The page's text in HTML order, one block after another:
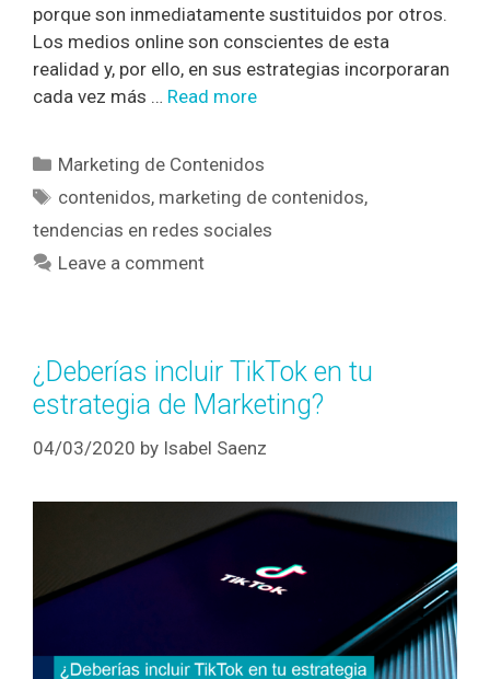
porque son inmediatamente sustituidos por otros.
Los medios online son conscientes de esta
realidad y, por ello, en sus estrategias incorporaran
cada vez más … Read more
Marketing de Contenidos
contenidos, marketing de contenidos,
tendencias en redes sociales
Leave a comment
¿Deberías incluir TikTok en tu
estrategia de Marketing?
04/03/2020 by Isabel Saenz